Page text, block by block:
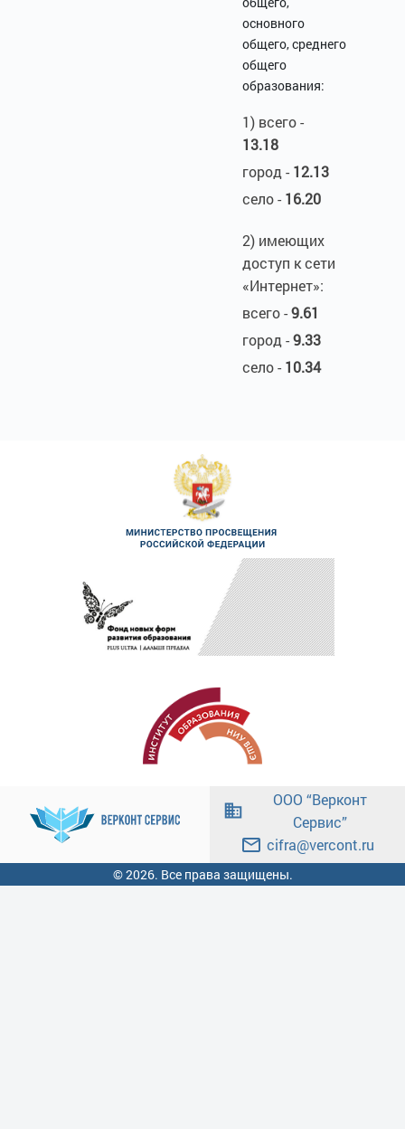
основного
общего, среднего
общего
образования:
1) всего -
13.18
город - 12.13
село - 16.20
2) имеющих
доступ к сети
«Интернет»:
всего -9.61
город -9.33
село - 10.34
ООО “Верконт
Сервис”
cifra@vercont.ru
© 2026. Все права защищены.